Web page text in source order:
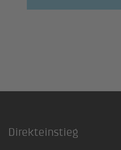
Footer
Direkteinstieg